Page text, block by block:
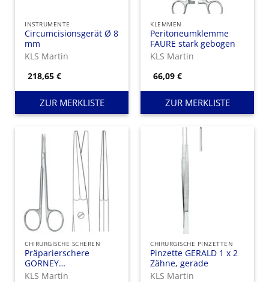
INSTRUMENTE
Circumcisionsgerät Ø 8
mm
KLS Martin
218,65€
ZUR MERKLISTE
KLEMMEN
Peritoneumklemme
FAURE stark gebogen
KLS Martin
66,09€
ZUR MERKLISTE
CHIRURGISCHE SCHEREN
Präparierschere
GORNEY
gerade/gezahnt
KLS Martin
CHIRURGISCHE PINZETTEN
Pinzette GERALD 1 x 2
Zähne, gerade
KLS Martin